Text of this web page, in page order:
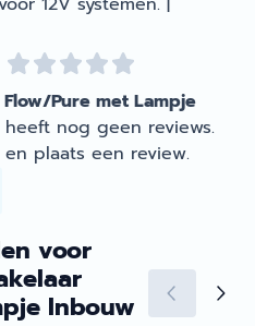
Pure met Lampje
heeft nog geen reviews.
plaats een review.
voor
Inbouw